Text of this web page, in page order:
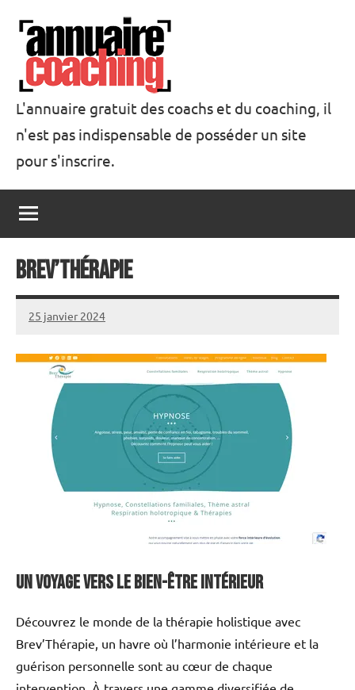
contenu
Annuaire
Coaching
L'annuaire gratuit des coachs et du coaching, il
n'est pas indispensable de posséder un site
pour s'inscrire.
Brev’Thérapie
25 janvier 2024
annuairecoaching
Un voyage vers le bien-être intérieur
Découvrez le monde de la thérapie holistique avec
Brev’Thérapie, un havre où l’harmonie intérieure et la
guérison personnelle sont au cœur de chaque